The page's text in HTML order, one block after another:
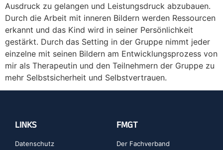
Ausdruck zu gelangen und Leistungsdruck abzubauen.
Durch die Arbeit mit inneren Bildern werden Ressourcen
erkannt und das Kind wird in seiner Persönlichkeit
gestärkt. Durch das Setting in der Gruppe nimmt jeder
einzelne mit seinen Bildern am Entwicklungsprozess von
mir als Therapeutin und den Teilnehmern der Gruppe zu
mehr Selbstsicherheit und Selbstvertrauen.
LINKS
Datenschutz
FMGT
Der Fachverband